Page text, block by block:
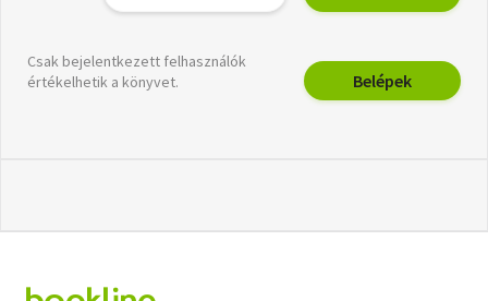
Csak bejelentkezett felhasználók
értékelhetik a könyvet.
Belépek